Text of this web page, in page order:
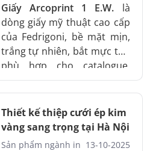
Giấy Arcoprint 1 E.W. là
dòng giấy mỹ thuật cao cấp
của Fedrigoni, bề mặt mịn,
trắng tự nhiên, bắt mực tốt,
phù hợp cho catalogue,
namecard, thiệp và ấn
phẩm thương hiệu.
Thiết kế thiệp cưới ép kim
vàng sang trọng tại Hà Nội
Sản phẩm ngành in 13-10-2025